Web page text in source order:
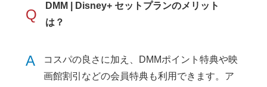
Q
DMM | Disney+ セットプランのメリット
は？
A
コスパの良さに加え、DMMポイント特典や映
画館割引などの会員特典も利用できます。ア